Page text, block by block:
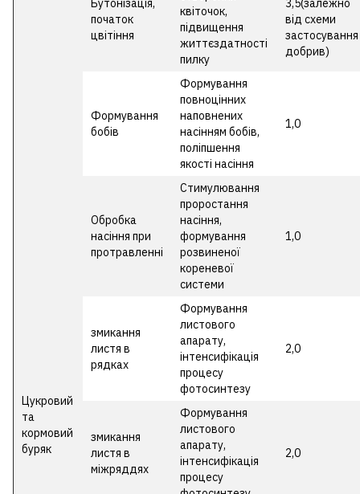
Бутонізація,
початок
цвітіння
квіточок,
підвищення
життєздатності
пилку
3,5(залежно
від схеми
застосування
добрив)
Формування
бобів
Формування
повноцінних
наповнених
насінням бобів,
поліпшення
якості насіння
1,0
Цукровий
та
кормовий
буряк
Обробка
насіння при
протравленні
Стимулювання
проростання
насіння,
формування
розвиненої
кореневої
системи
1,0
змикання
листя в
рядках
Формування
листового
апарату,
інтенсифікація
процесу
фотосинтезу
2,0
змикання
листя в
міжряддях
Формування
листового
апарату,
інтенсифікація
процесу
2,0